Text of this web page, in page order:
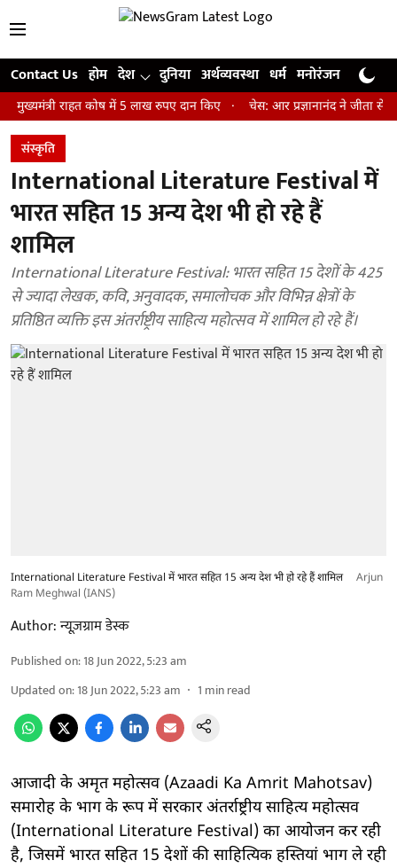
Contact Us होम देश दुनिया अर्थव्यवस्था धर्म मनोरंजन खेल
राहत कोष में 5 लाख रुपए दान किए चेस: आर प्रज्ञानानंद ने जीता सेंट लुइस
संस्कृति
International Literature Festival में
भारत सहित 15 अन्य देश भी हो रहे हैं
शामिल
International Literature Festival: भारत सहित 15 देशों के 425
से ज्यादा लेखक, कवि, अनुवादक, समालोचक और विभिन्न क्षेत्रों के
प्रतिष्ठित व्यक्ति इस अंतर्राष्ट्रीय साहित्य महोत्सव में शामिल हो रहे हैं।
International Literature Festival में भारत सहित 15 अन्य देश भी हो रहे हैं शामिल
Arjun
Ram Meghwal (IANS)
Author:न्यूज़ग्राम डेस्क
Published on:18 Jun 2022, 5:23 am
Updated on:18 Jun 2022, 5:23 am 1 min read
आजादी के अमृत महोत्सव (Azaadi Ka Amrit Mahotsav)
समारोह के भाग के रूप में सरकार अंतर्राष्ट्रीय साहित्य महोत्सव
(International Literature Festival) का आयोजन कर रही
है, जिसमें भारत सहित 15 देशों की साहित्यिक हस्तियां भाग ले रही